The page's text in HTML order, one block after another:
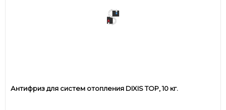
Антифриз для систем отопления DIXIS TOP, 10 кг.